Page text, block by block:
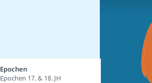
Epochen
Epochen 17. & 18. JH